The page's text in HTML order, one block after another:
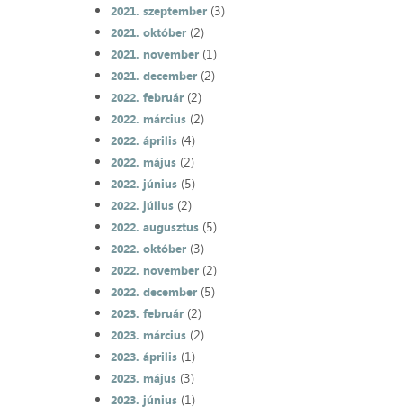
2021. szeptember(3)
2021. október(2)
2021. november(1)
2021. december(2)
2022. február(2)
2022. március(2)
2022. április(4)
2022. május(2)
2022. június(5)
2022. július(2)
2022. augusztus(5)
2022. október(3)
2022. november(2)
2022. december(5)
2023. február(2)
2023. március(2)
2023. április(1)
2023. május(3)
2023. június(1)